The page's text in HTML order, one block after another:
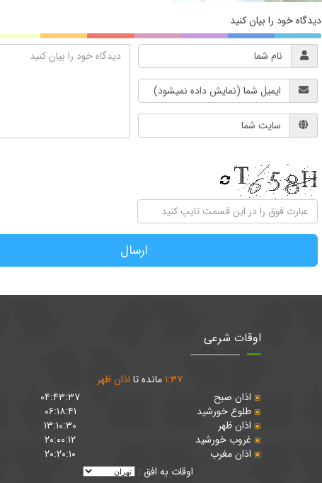
دیدگاه خود را بیان کنید
ارسال
اوقات شرعی
۱:۳۷ مانده تا اذان ظهر
۰۴:۴۳:۳۷
اذان صبح
۰۶:۱۸:۴۱
طلوع خورشید
۱۳:۱۰:۳۰
اذان ظهر
۲۰:۰۰:۱۲
غروب خورشید
۲۰:۲۰:۱۰
اذان مغرب
اوقات به افق :